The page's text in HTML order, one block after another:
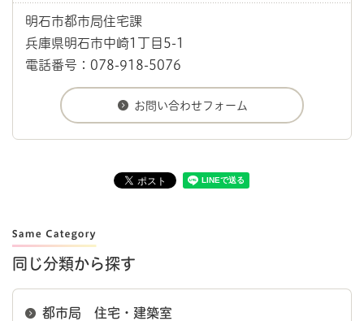
明石市都市局住宅課
兵庫県明石市中崎1丁目5-1
電話番号：078-918-5076
同じ分類から探す
都市局 住宅・建築室